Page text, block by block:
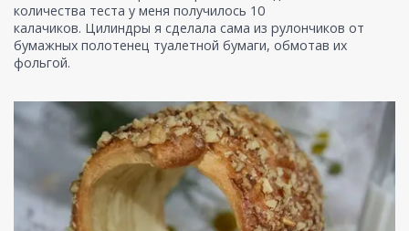
количества теста у меня получилось 10
калачиков. Цилиндры я сделала сама из рулончиков от
бумажных полотенец туалетной бумаги, обмотав их
фольгой.